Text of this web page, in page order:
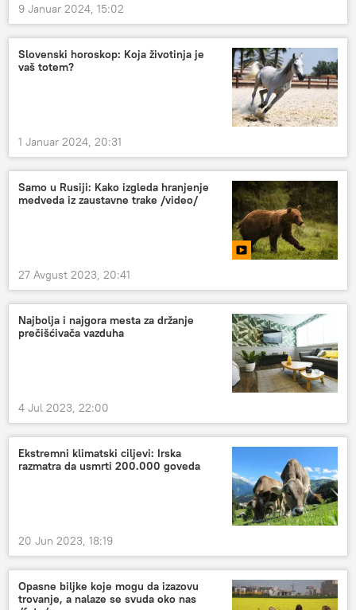
9 Januar 2024, 15:02
Slovenski horoskop: Koja životinja je
vaš totem?
1 Januar 2024, 20:31
Samo u Rusiji: Kako izgleda hranjenje
medveda iz zaustavne trake /video/
27 Avgust 2023, 20:41
Najbolja i najgora mesta za držanje
prečišćivača vazduha
4 Jul 2023, 22:00
Ekstremni klimatski ciljevi: Irska
razmatra da usmrti 200.000 goveda
20 Jun 2023, 18:19
Opasne biljke koje mogu da izazovu
trovanje, a nalaze se svuda oko nas